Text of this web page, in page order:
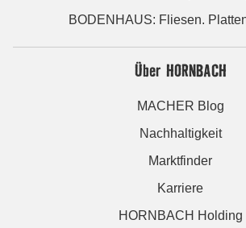
BODENHAUS: Fliesen.
Über HORNBACH
MACHER Blog
Nachhaltigkeit
Marktfinder
Karriere
HORNBACH Holding